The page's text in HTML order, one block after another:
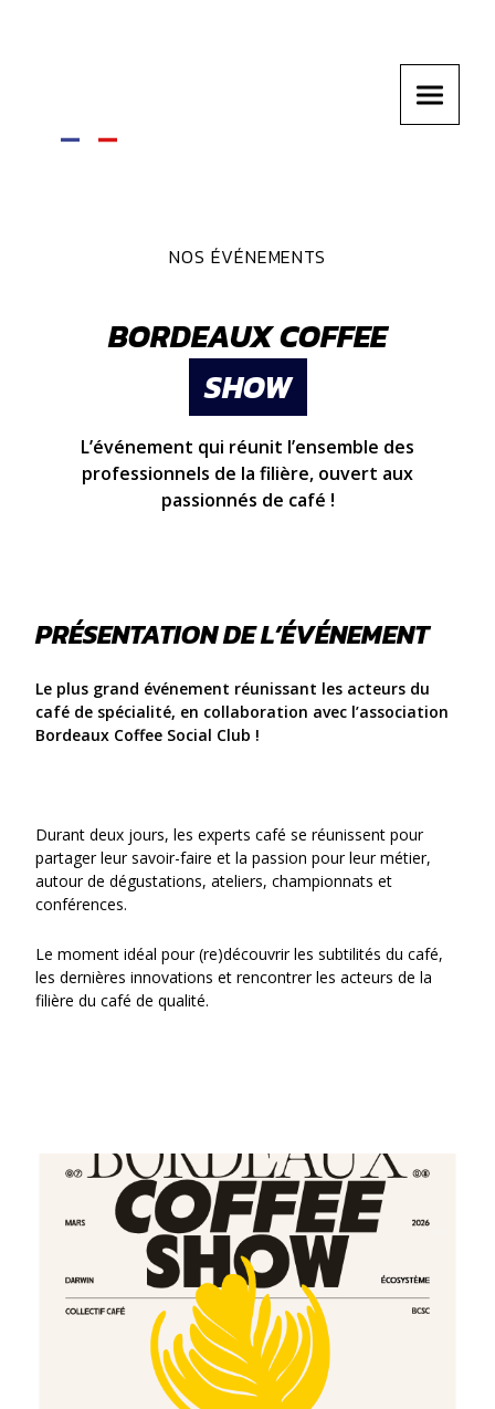
NOS ÉVÉNEMENTS
BORDEAUX COFFEE
SHOW
L’événement qui réunit l’ensemble des
professionnels de la filière, ouvert aux
passionnés de café !
PRÉSENTATION DE L’ÉVÉNEMENT
Le plus grand événement réunissant les acteurs du
café de spécialité, en collaboration avec l’association
Bordeaux Coffee Social Club !
Durant deux jours, les experts café se réunissent pour
partager leur savoir-faire et la passion pour leur métier,
autour de dégustations, ateliers, championnats et
conférences.
Le moment idéal pour (re)découvrir les subtilités du café,
les dernières innovations et rencontrer les acteurs de la
filière du café de qualité.